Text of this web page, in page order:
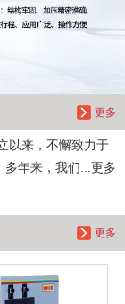
更多
以来，不懈致力于
多年来，我们...更多
更多